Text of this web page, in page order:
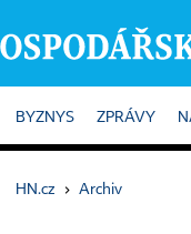
HOME
BYZNYS ZPRÁVY
HN.cz › Archiv